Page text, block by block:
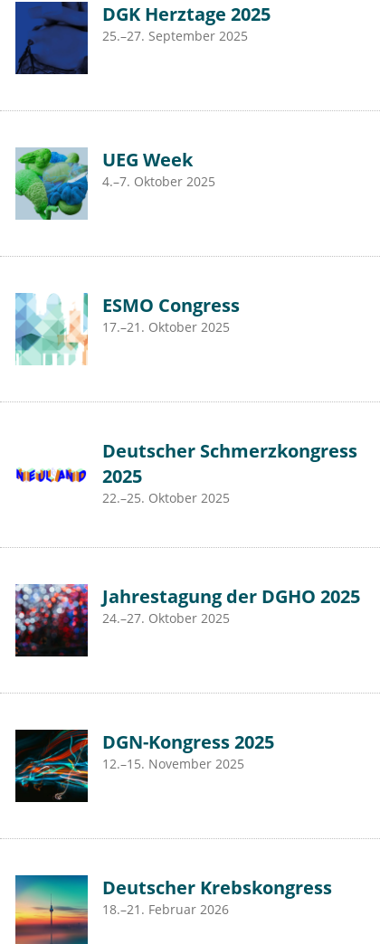
DGK Herztage 2025
25.–27. September 2025
UEG Week
4.–7. Oktober 2025
ESMO Congress
17.–21. Oktober 2025
Deutscher Schmerzkongress
2025
22.–25. Oktober 2025
Jahrestagung der DGHO 2025
24.–27. Oktober 2025
DGN-Kongress 2025
12.–15. November 2025
Deutscher Krebskongress
18.–21. Februar 2026